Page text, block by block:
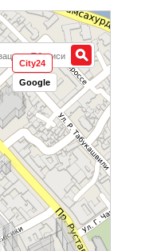
City24
Google